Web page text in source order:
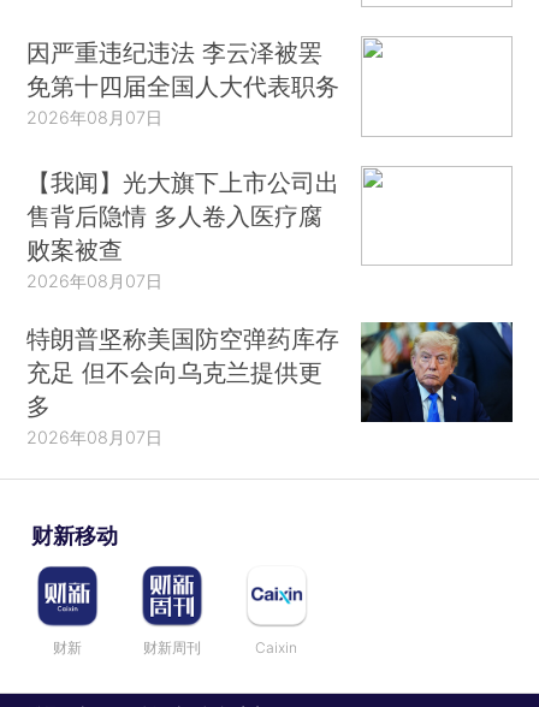
因严重违纪违法 李云泽被罢
免第十四届全国人大代表职务
2026年08月07日
【我闻】光大旗下上市公司出
售背后隐情 多人卷入医疗腐
败案被查
2026年08月07日
特朗普坚称美国防空弹药库存
充足 但不会向乌克兰提供更
多
2026年08月07日
财新移动
财新 财新周刊 Caixin